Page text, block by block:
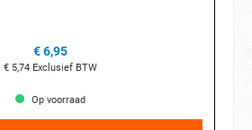
€ 6,95
€ 5,74 Exclusief BTW
Op voorraad